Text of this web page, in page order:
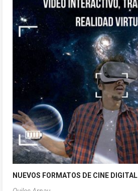
NUEVOS FORMATOS DE CINE DIGITAL